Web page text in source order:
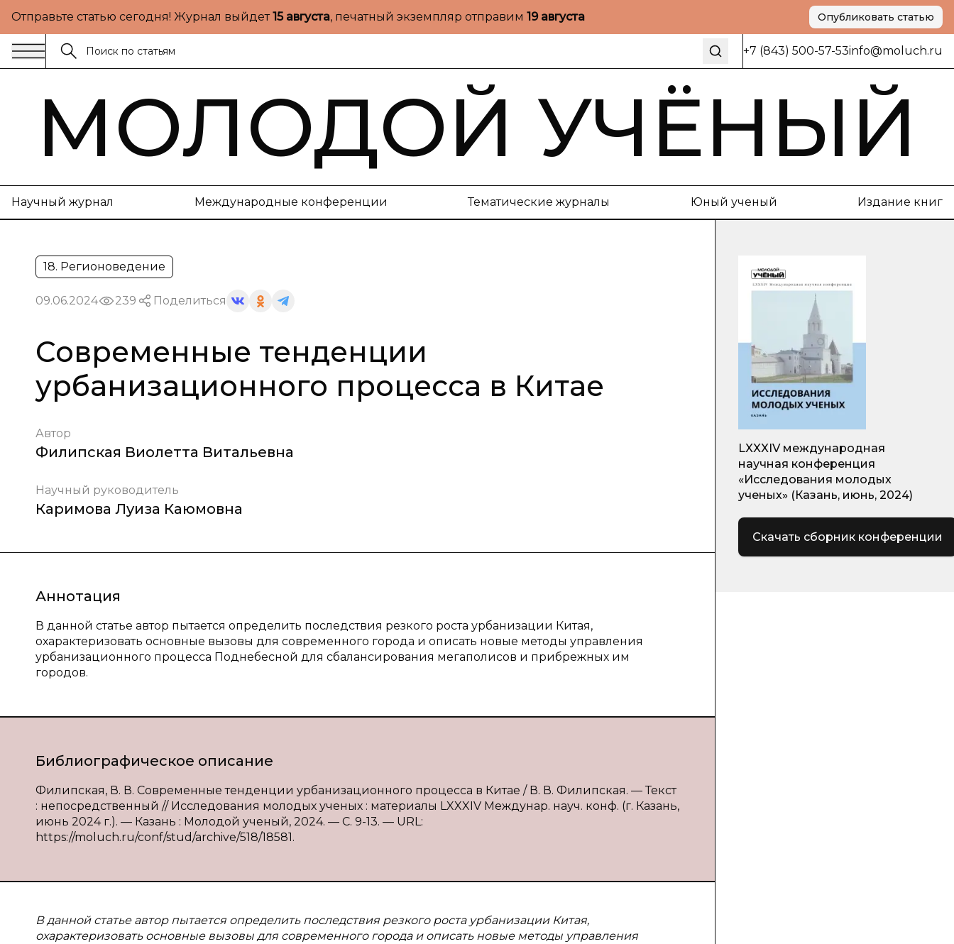
Отправьте статью сегодня! Журнал выйдет15 августа, печатный экземпляр отправим 19 августа Опубликовать статью
+7 (843) 500-57-53info@moluch.ru
МОЛОДОЙ УЧЁНЫЙ
Научный журнал Международные конференции Тематические журналы Юный ученый Издание книг
18. Регионоведение
09.06.2024 239 Поделиться
Современные тенденции
урбанизационного процесса в Китае
Автор
Филипская Виолетта Витальевна
Научный руководитель
Каримова Луиза Каюмовна
Аннотация
В данной статье автор пытается определить последствия резкого роста урбанизации Китая,
охарактеризовать основные вызовы для современного города и описать новые методы управления
урбанизационного процесса Поднебесной для сбалансирования мегаполисов и прибрежных им
городов.
Библиографическое описание
Филипская, В. В. Современные тенденции урбанизационного процесса в Китае / В. В. Филипская. — Текст
: непосредственный // Исследования молодых ученых : материалы LXXXIV Междунар. науч. конф. (г. Казань,
июнь 2024 г.). — Казань : Молодой ученый, 2024. — С. 9-13. — URL:
https://moluch.ru/conf/stud/archive/518/18581.
В данной статье автор пытается определить последствия резкого роста урбанизации Китая,
охарактеризовать основные вызовы для современного города и описать новые методы управления
LXXXIV международная
научная конференция
«Исследования молодых
ученых» (Казань, июнь, 2024)
Скачать сборник конференции